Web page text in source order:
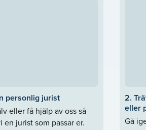
personlig jurist
eller få hjälp av oss så
en jurist som passar er.
2.
eller
Gå